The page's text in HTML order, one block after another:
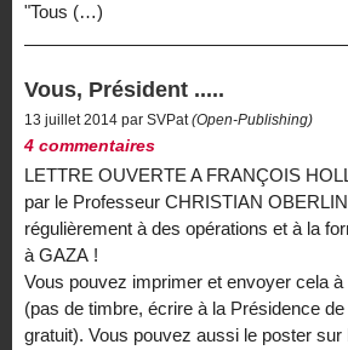
"Tous (…)
Vous, Président .....
13 juillet 2014 par SVPat(Open-Publishing)
4 commentaires
LETTRE OUVERTE A FRANÇOIS
par le Professeur CHRISTIAN
régulièrement à des opérations et à la
à GAZA !
Vous pouvez imprimer et envoyer cela
(pas de timbre, écrire à la Présidence
gratuit). Vous pouvez aussi le poster sur